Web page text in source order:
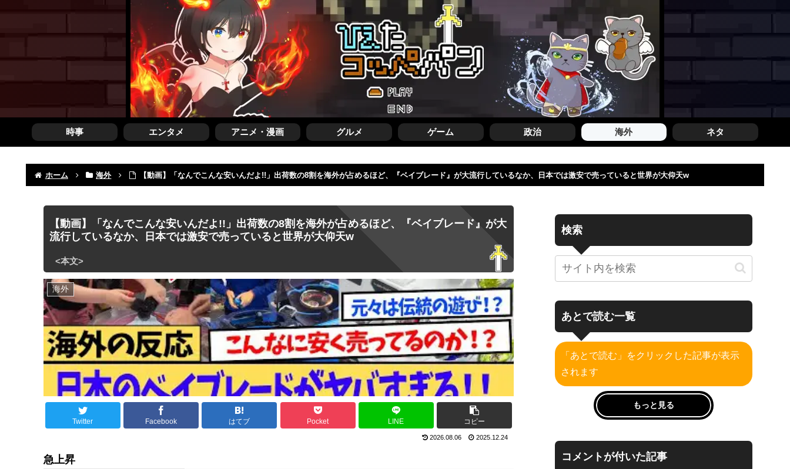
時事 エンタメ アニメ・漫画 グルメ ゲーム 政治 海外 ネタ
ホーム 海外 【動画】「なんでこんな安いんだよ!!」出荷数の8割を海外が占めるほど、『ベイブレード』が大流行しているなか、日本では激安で売っていると世界が大仰天w
【動画】「なんでこんな安いんだよ!!」出荷数の8割を海外が占めるほど、『ベイブレード』が大
流行しているなか、日本では激安で売っていると世界が大仰天w
海外
Twitter Facebook はてブ Pocket LINE コピー
2026.08.06 2025.12.24
急上昇
検索
あとで読む一覧
「あとで読む」をクリックした記事が表示
されます
もっと見る
コメントが付いた記事